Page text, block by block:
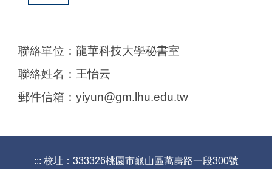
聯絡單位：龍華科技大學秘書室
聯絡姓名：王怡云
郵件信箱：yiyun@gm.lhu.edu.tw
::: 校址：333326桃園市龜山區萬壽路一段300號